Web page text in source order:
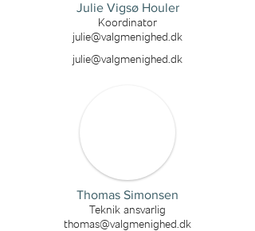
Julie Vigsø Houler
Koordinator
julie@valgmenighed.dk
julie@valgmenighed.dk
Thomas Simonsen
Teknik ansvarlig
thomas@valgmenighed.dk